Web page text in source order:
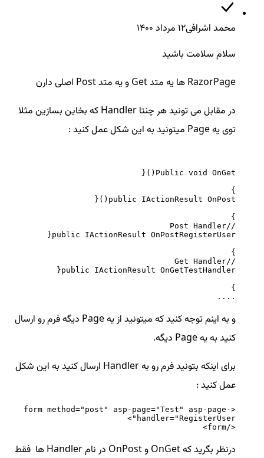
محمد اشرافی12 مرداد ۱۴۰۰
سلام سلامت باشید
RazorPage ها یه متد Get و یه متد Post اصلی دارن
در مقابل می تونید هر چنتا Handler که بخاین بسازین مثلا
توی یه Page میتونید به این شکل عمل کنید :
....
و به اینم توجه کنید که میتونید از یه Page دیگه فرم رو ارسال
کنید به یه Page دیگه.
برای اینکه بتونید فرم رو به Handler ارسال کنید به این شکل
عمل کنید :
<form method="post" asp-page="Test" asp-page-
</form>
درنظر بگرید که OnGet و OnPost در نام Handler ها فقط